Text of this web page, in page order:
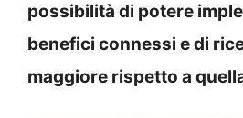
possibilità di potere
benefici connessi e di
maggiore rispetto a